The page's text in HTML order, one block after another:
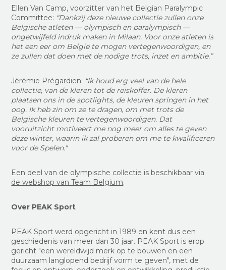
Ellen Van Camp, voorzitter van het Belgian Paralympic
Committee: “Dankzij deze nieuwe collectie zullen onze
Belgische atleten — olympisch en paralympisch —
ongetwijfeld indruk maken in Milaan. Voor onze atleten is
het een eer om België te mogen vertegenwoordigen, en
ze zullen dat doen met de nodige trots, inzet en ambitie.”
Jérémie Prégardien: “Ik houd erg veel van de hele
collectie, van de kleren tot de reiskoffer. De kleren
plaatsen ons in de spotlights, de kleuren springen in het
oog. Ik heb zin om ze te dragen, om met trots de
Belgische kleuren te vertegenwoordigen. Dat
vooruitzicht motiveert me nog meer om alles te geven
deze winter, waarin ik zal proberen om me te kwalificeren
voor de Spelen."
Een deel van de olympische collectie is beschikbaar via
de webshop van Team Belgium.
Over PEAK Sport
PEAK Sport werd opgericht in 1989 en kent dus een
geschiedenis van meer dan 30 jaar. PEAK Sport is erop
gericht "een wereldwijd merk op te bouwen en een
duurzaam langlopend bedrijf vorm te geven", met de